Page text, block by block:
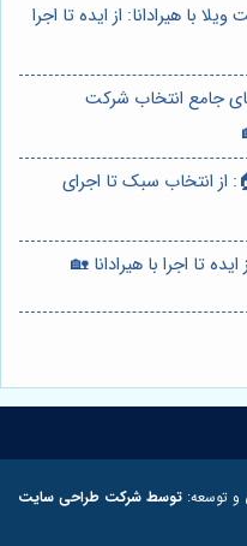
با هیرادانا: از ایده تا اجرا
جامع انتخاب شرکت
از انتخاب سبک تا اجرای
تا اجرا با هیرادانا 🏡
توسعه: توسط شرکت طراحی سایت